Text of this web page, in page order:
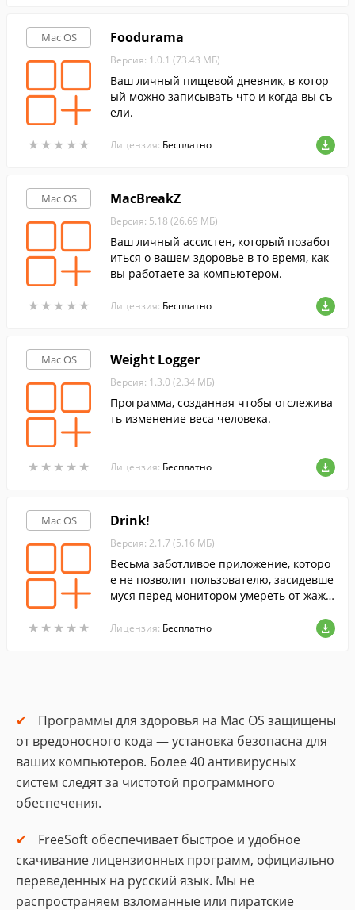
Mac OS
★ ★ ★ ★ ★
★ ★ ★ ★ ★
Foodurama
Версия: 1.0.1 (73.43 МБ)
Ваш личный пищевой дневник, в котор
ый можно записывать что и когда вы съ
ели.
Лицензия: Бесплатно
Mac OS
★ ★ ★ ★ ★
★ ★ ★ ★ ★
MacBreakZ
Версия: 5.18 (26.69 МБ)
Ваш личный ассистен, который позабот
иться о вашем здоровье в то время, как
вы работаете за компьютером.
Лицензия: Бесплатно
Mac OS
★ ★ ★ ★ ★
★ ★ ★ ★ ★
Weight Logger
Версия: 1.3.0 (2.34 МБ)
Программа, созданная чтобы отслежива
ть изменение веса человека.
Лицензия: Бесплатно
Mac OS
★ ★ ★ ★ ★
★ ★ ★ ★ ★
Drink!
Версия: 2.1.7 (5.16 МБ)
Весьма заботливое приложение, которо
е не позволит пользователю, засидевше
муся перед монитором умереть от жажд
Лицензия: Бесплатно
Программы для здоровья на Mac OS защищены
от вредоносного кода — установка безопасна для
ваших компьютеров. Более 40 антивирусных
систем следят за чистотой программного
обеспечения.
FreeSoft обеспечивает быстрое и удобное
скачивание лицензионных программ, официально
переведенных на русский язык. Мы не
распространяем взломанные или пиратские